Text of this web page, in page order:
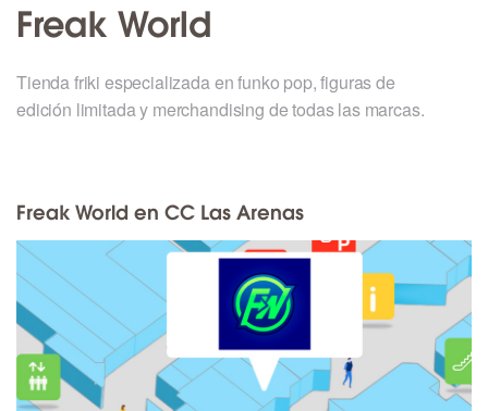
Freak World
Tienda friki especializada en funko pop, figuras de
edición limitada y merchandising de todas las marcas.
Freak World en CC Las Arenas